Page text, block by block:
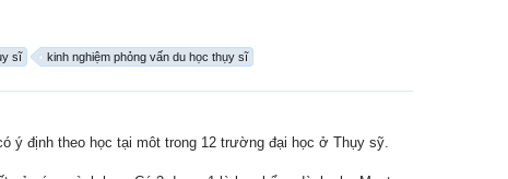
sĩ kinh nghiệm phỏng vấn du học thụy sĩ
ý định theo học tại môt trong 12 trường đại học ở Thụy sỹ.